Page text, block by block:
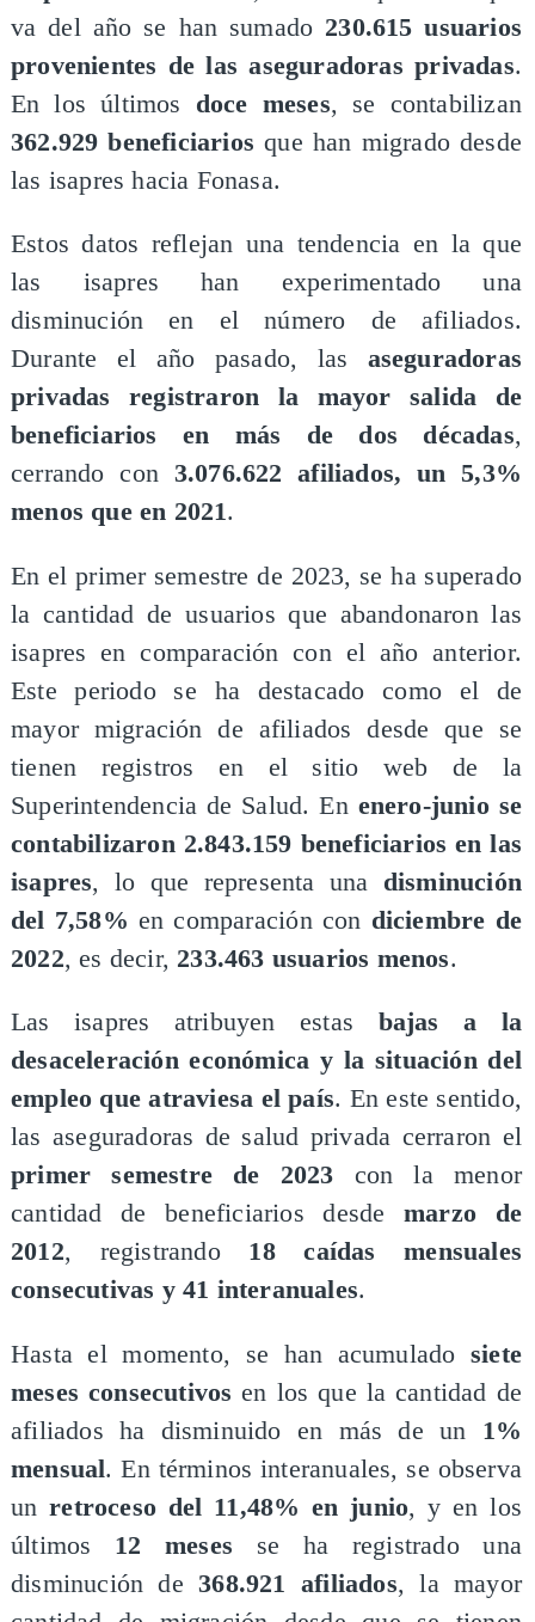
va del año se han sumado 230.615 usuarios
provenientes de las aseguradoras privadas.
En los últimos doce meses, se contabilizan
362.929 beneficiarios que han migrado desde
las isapres hacia Fonasa.
Estos datos reflejan una tendencia en la que
las isapres han experimentado una
disminución en el número de afiliados.
Durante el año pasado, las aseguradoras
privadas registraron la mayor salida de
beneficiarios en más de dos décadas,
cerrando con 3.076.622 afiliados, un 5,3%
menos que en 2021.
En el primer semestre de 2023, se ha superado
la cantidad de usuarios que abandonaron las
isapres en comparación con el año anterior.
Este periodo se ha destacado como el de
mayor migración de afiliados desde que se
tienen registros en el sitio web de la
Superintendencia de Salud. En enero-junio se
contabilizaron 2.843.159 beneficiarios en las
isapres, lo que representa una disminución
del 7,58% en comparación con diciembre de
2022, es decir, 233.463 usuarios menos.
Las isapres atribuyen estas bajas a la
desaceleración económica y la situación del
empleo que atraviesa el país. En este sentido,
las aseguradoras de salud privada cerraron el
primer semestre de 2023 con la menor
cantidad de beneficiarios desdemarzo de
2012, registrando 18 caídas mensuales
consecutivas y 41 interanuales.
Hasta el momento, se han acumuladosiete
meses consecutivosen los que la cantidad de
afiliados ha disminuido en más de un 1%
mensual. En términos interanuales, se observa
unretroceso del 11,48% en junio, y en los
últimos 12 meses se ha registrado una
disminución de368.921 afiliados, la mayor